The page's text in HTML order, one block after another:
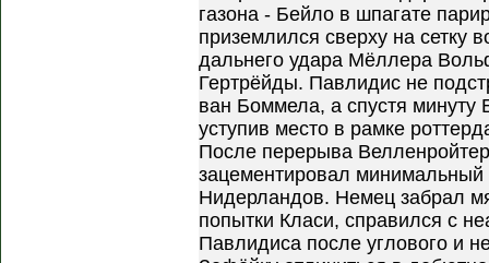
газона - Бейло в шпагате
приземлился сверху на сетку
дальнего удара Мёллера
Гертрёйды. Павлидис не
ван Боммела, а спустя минуту
уступив место в рамке
После перерыва
зацементировал
Нидерландов. Немец забрал
попытки Класи, справился с
Павлидиса после углового и